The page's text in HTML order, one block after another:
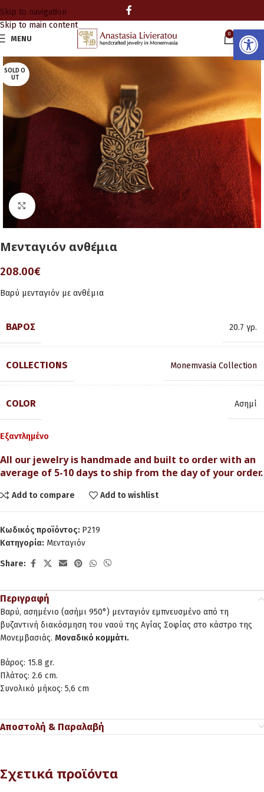
Skip to navigation
Skip to main content
MENU
0
0.00
SOLD O
UT
Click to enlarge
Μενταγιόν ανθέμια
208.00€
Βαρύ μενταγιόν με ανθέμια
ΒΆΡΟΣ 20.7 γρ.
COLLECTIONS Monemvasia Collection
COLOR Ασημί
Εξαντλημένο
All our jewelry is handmade and built to order with an
average of 5-10 days to ship from the day of your order.
Add to compare Add to wishlist
Κωδικός προϊόντος: P219
Κατηγορία: Μενταγιόν
Share:
Περιγραφή
Βαρύ, ασημένιο (ασήμι 950°) μενταγιόν εμπνευσμένο από τη
βυζαντινή διακόσμηση του ναού της Αγίας Σοφίας στο κάστρο της
Μονεμβασιάς. Μοναδικό κομμάτι.
Βάρος: 15.8 gr.
Πλάτος: 2.6 cm.
Συνολικό μήκος: 5,6 cm
Αποστολή & Παραλαβή
Σχετικά προϊόντα